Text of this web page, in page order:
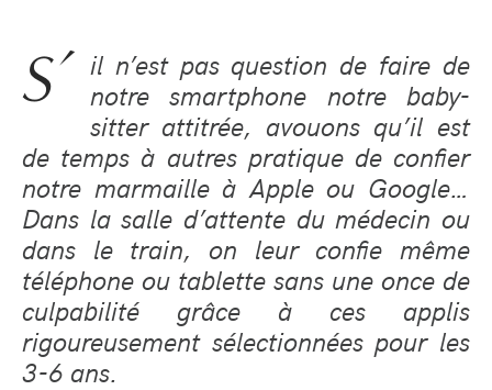
S’ il n’est pas question de faire de
notre smartphone notre baby-
sitter attitrée, avouons qu’il est
de temps à autres pratique de confier
notre marmaille à Apple ou Google…
Dans la salle d’attente du médecin ou
dans le train, on leur confie même
téléphone ou tablette sans une once de
culpabilité grâce à ces applis
rigoureusement sélectionnées pour les
3-6 ans.